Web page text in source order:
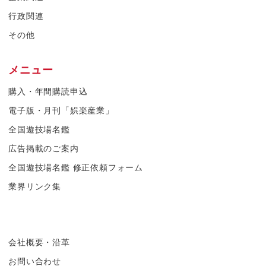
行政関連
その他
メニュー
購入・年間購読申込
電子版・月刊「娯楽産業」
全国遊技場名鑑
広告掲載のご案内
全国遊技場名鑑 修正依頼フォーム
業界リンク集
会社概要・沿革
お問い合わせ